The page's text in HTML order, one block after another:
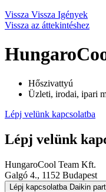
Vissza Vissza Igények
Vissza az áttekintéshez
Hőszivattyú
Üzleti, irodai, ipari
Lépj velünk kapcsolatba
Lépj velünk
HungaroCool Team Kft.
Galgó 4., 1152 Budapest
Lépj kapcsolatba Daikin